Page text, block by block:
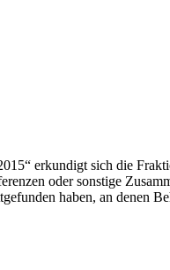
erkundigt sich die
oder sonstige
haben, an denen